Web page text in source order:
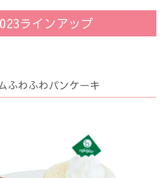
ラインアップ
ふわふわパンケーキ